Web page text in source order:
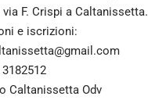
F. Crispi a Caltanissetta.
e iscrizioni:
Caltanissetta Odv